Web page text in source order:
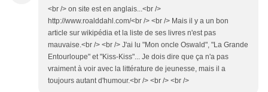
<br /> on site est en anglais...<br />
http://www.roalddahl.com/<br /> <br /> Mais il y a un bon
article sur wikipédia et la liste de ses livres n'est pas
mauvaise.<br /> <br /> J'ai lu "Mon oncle Oswald", "La Grande
Entourloupe" et "Kiss-Kiss"... Je dois dire que ça n'a pas
vraiment à voir avec la littérature de jeunesse, mais il a
toujours autant d'humour.<br /> <br /> <br />